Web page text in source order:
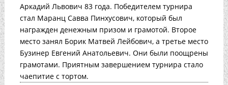
Аркадий Львович 83 года. Победителем турнира
стал Маранц Савва Пинхусович, который был
награжден денежным призом и грамотой. Второе
место занял Борик Матвей Лейбович, а третье место
Бузинер Евгений Анатольевич. Они были поощрены
грамотами. Приятным завершением турнира стало
чаепитие с тортом.